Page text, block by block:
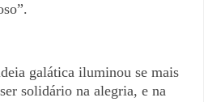
galática iluminou se mais
solidário na alegria, e na